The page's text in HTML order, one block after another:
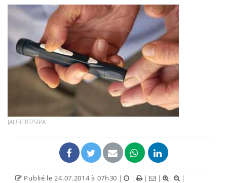
JAUBERT/SIPA
Publié le 24.07.2014 à 07h30 | | | |
|